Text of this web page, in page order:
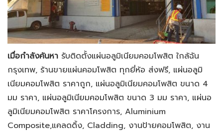
เมื่อกำลังค้นหา รับติดตั้งแผ่นอลูมิเนียมคอมโพสิต ใกล้ฉัน
กรุงเทพ, ร้านขายแผ่นคอมโพสิต ทุกยี่ห้อ ส่งฟรี, แผ่นอลูมิ
เนียมคอมโพสิต ราคาถูก, แผ่นอลูมิเนียมคอมโพสิต ขนาด 4
มม ราคา, แผ่นอลูมิเนียมคอมโพสิต ขนาด 3 มม ราคา, แผ่นอ
ลูมิเนียมคอมโพสิต ราคาโครงการ, Aluminium
Composite,แคลดดิ้ง, Cladding, งานป้ายคอมโพสิต, งาน